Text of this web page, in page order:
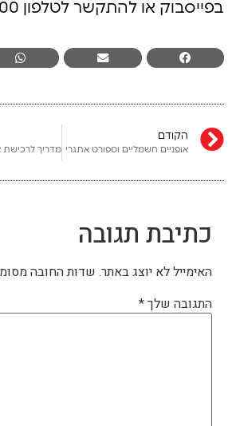
בפייסבוק או להתקשר לטלפון 077-7009000
הקודם
אופניים חשמליים וספורט אתגרי
כתיבת תגובה
האימייל לא יוצג באתר. שדות החובה
התגובה שלך*